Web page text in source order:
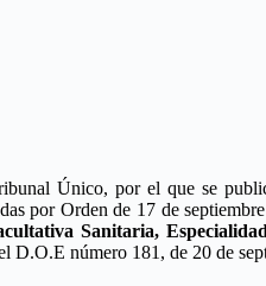
Único, por el que se
por Orden de 17 de
Sanitaria,
D.O.E número 181, de 20 de